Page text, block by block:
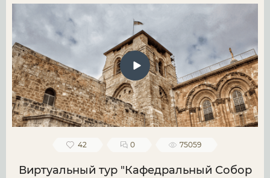
42 0 75059
Виртуальный тур "Кафедральный Собор